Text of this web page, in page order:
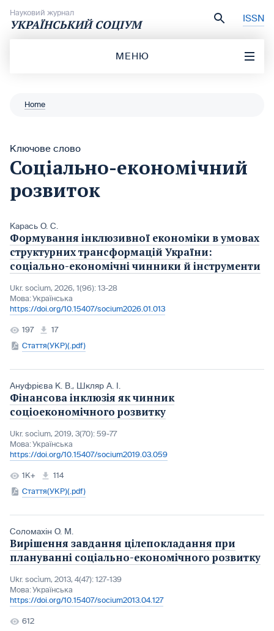
Науковий журнал
УКРАЇНСЬКИЙ СОЦІУМ ISSN
МЕНЮ
Home
Ключове слово
Соціально-економічний
розвиток
Карась О. С.
Формування інклюзивної економіки в умовах
структурних трансформацій України:
соціально-економічні чинники й інструменти
Ukr. socìum, 2026, 1(96): 13-28
Мова:Українська
https://doi.org/10.15407/socium2026.01.013
197
17
Стаття(УКР)(.pdf)
Ануфрієва К. В., Шкляр А. І.
Фінансова інклюзія як чинник
соціоекономічного розвитку
Ukr. socìum, 2019, 3(70): 59-77
Мова:Українська
https://doi.org/10.15407/socium2019.03.059
1K+
114
Стаття(УКР)(.pdf)
Соломахін О. М.
Вирішення завдання цілепокладання при
плануванні соціально-економічного розвитку
Ukr. socìum, 2013, 4(47): 127-139
Мова:Українська
https://doi.org/10.15407/socium2013.04.127
612